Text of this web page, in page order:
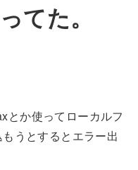
てた。
とか使ってローカルフ
うとするとエラー出